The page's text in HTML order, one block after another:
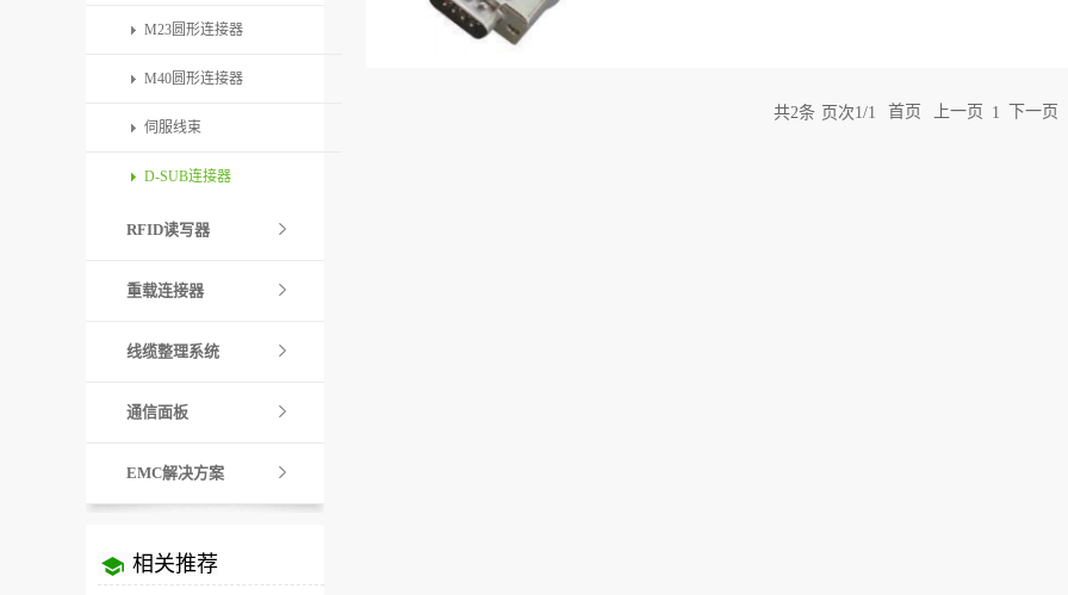
M23圆形连接器
M40圆形连接器
伺服线束
D-SUB连接器
RFID读写器
重载连接器
线缆整理系统
通信面板
EMC解决方案
相关推荐
共2条 页次1/1 首页 上一页 1 下一页